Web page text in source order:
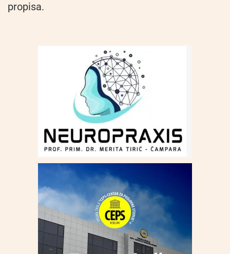
propisa.